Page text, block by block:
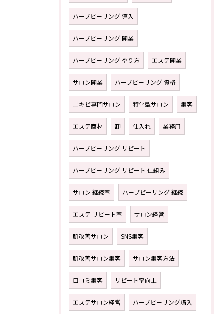
ハーブピーリング 導入
ハーブピーリング 開業
ハーブピーリング やり方 エステ開業
サロン開業 ハーブピーリング 資格
ニキビ専門サロン 特化型サロン 集客
エステ商材 卸 仕入れ 業務用
ハーブピーリング リピート
ハーブピーリング リピート 仕組み
サロン 継続率 ハーブピーリング 継続
エステ リピート率 サロン経営
肌改善サロン SNS集客
肌改善サロン集客 サロン集客方法
口コミ集客 リピート率向上
エステサロン経営 ハーブピーリング購入